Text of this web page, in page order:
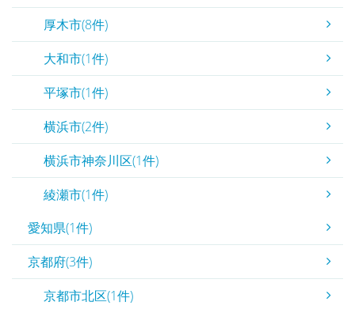
厚木市(8件)
大和市(1件)
平塚市(1件)
横浜市(2件)
横浜市神奈川区(1件)
綾瀬市(1件)
愛知県(1件)
京都府(3件)
京都市北区(1件)